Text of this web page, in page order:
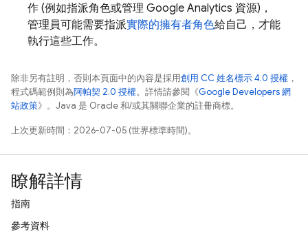
作 (例如指派角色或管理 Google Analytics 資源)，
管理員可能需要指派實際的擁有者角色給自己，才能
執行這些工作。
除非另有註明，否則本頁面中的內容是採用創用 CC 姓名標示 4.0 授權 ，
程式碼範例則為阿帕契 2.0 授權。詳情請參閱《Google Developers 網
站政策》。Java 是 Oracle 和/或其關聯企業的註冊商標。
上次更新時間：2026-07-05 (世界標準時間)。
瞭解詳情
指南
參考資料